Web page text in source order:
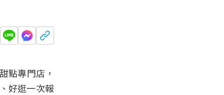
點專門店，
好逛一次報